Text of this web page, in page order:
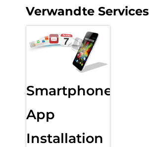
Verwandte Services
Smartphone
App
Installation